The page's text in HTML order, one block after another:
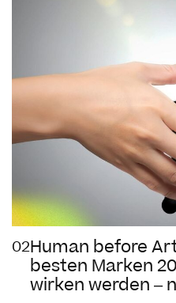
02Human before
besten Marken
wirken werden –